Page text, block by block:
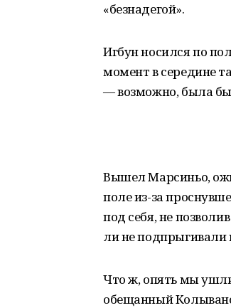
«безнадегой».
Игбун носился по
момент в середине
— возможно, была
Вышел Марсиньо,
поле из-за
под себя, не
ли не подпрыгивали
Что ж, опять мы
обещанный